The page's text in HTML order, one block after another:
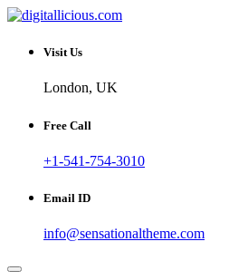
Skip
content
digitallicious.com
Sharing Digital Information
Visit Us
London, UK
Free Call
+1-541-754-3010
Email ID
info@sensationaltheme.com